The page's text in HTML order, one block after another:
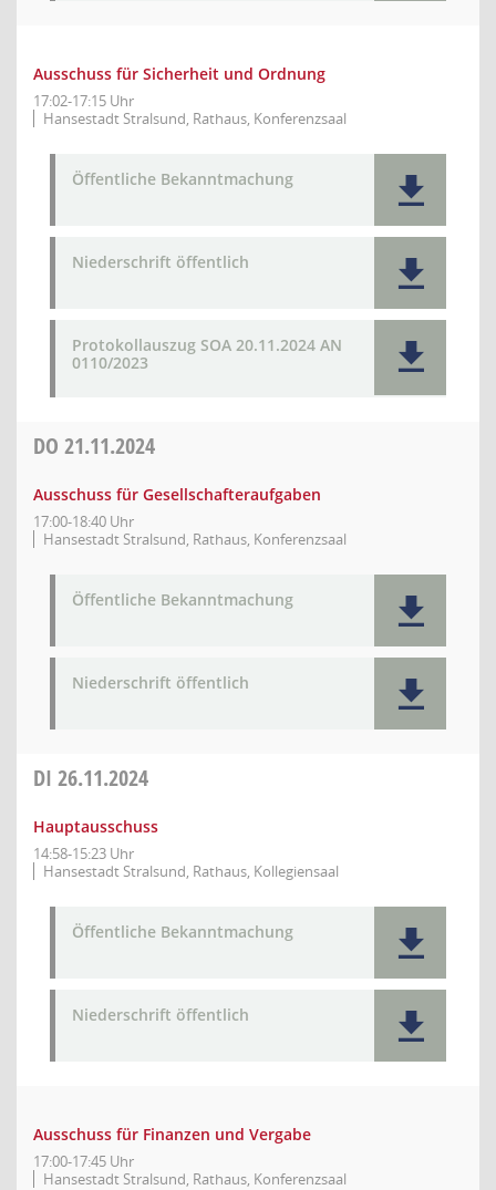
Ausschuss für Sicherheit und Ordnung
17:02-17:15 Uhr
Hansestadt Stralsund, Rathaus, Konferenzsaal
Öffentliche Bekanntmachung
Niederschrift öffentlich
Protokollauszug SOA 20.11.2024 AN
0110/2023
DO 21.11.2024
Ausschuss für Gesellschafteraufgaben
17:00-18:40 Uhr
Hansestadt Stralsund, Rathaus, Konferenzsaal
Öffentliche Bekanntmachung
Niederschrift öffentlich
DI 26.11.2024
Hauptausschuss
14:58-15:23 Uhr
Hansestadt Stralsund, Rathaus, Kollegiensaal
Öffentliche Bekanntmachung
Niederschrift öffentlich
Ausschuss für Finanzen und Vergabe
17:00-17:45 Uhr
Hansestadt Stralsund, Rathaus, Konferenzsaal